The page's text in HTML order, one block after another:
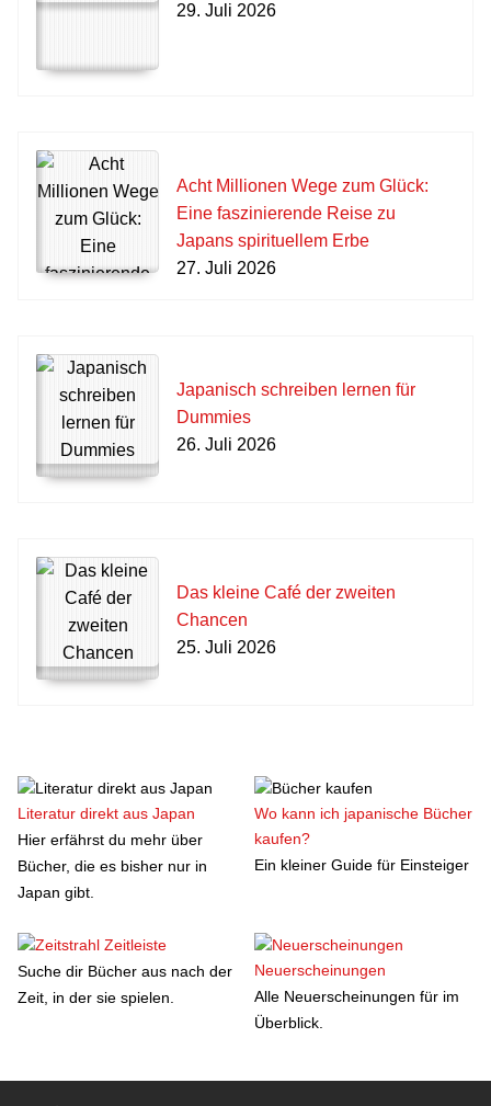
29. Juli 2026
Acht Millionen Wege zum Glück:
Eine faszinierende Reise zu
Japans spirituellem Erbe
27. Juli 2026
Japanisch schreiben lernen für
Dummies
26. Juli 2026
Das kleine Café der zweiten
Chancen
25. Juli 2026
Literatur direkt aus Japan
Hier erfährst du mehr über
Bücher, die es bisher nur in
Japan gibt.
Wo kann ich japanische Bücher
kaufen?
Ein kleiner Guide für Einsteiger
Zeitleiste
Suche dir Bücher aus nach der
Zeit, in der sie spielen.
Neuerscheinungen
Alle Neuerscheinungen für im
Überblick.